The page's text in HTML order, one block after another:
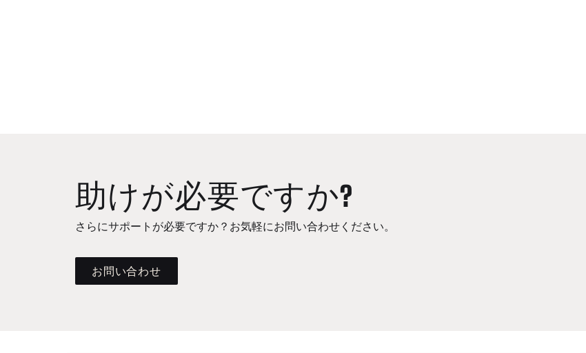
助けが必要ですか?
さらにサポートが必要ですか？お気軽にお問い合わせください。
お問い合わせ